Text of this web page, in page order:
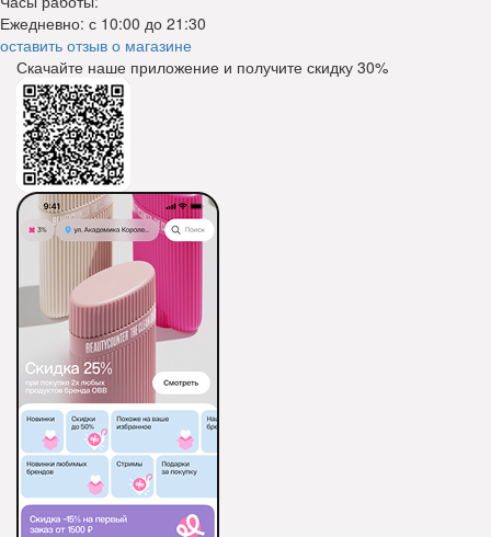
Ежедневно: с 10:00 до 21:30
оставить отзыв о магазине
Скачайте наше приложение и получите скидку 30%